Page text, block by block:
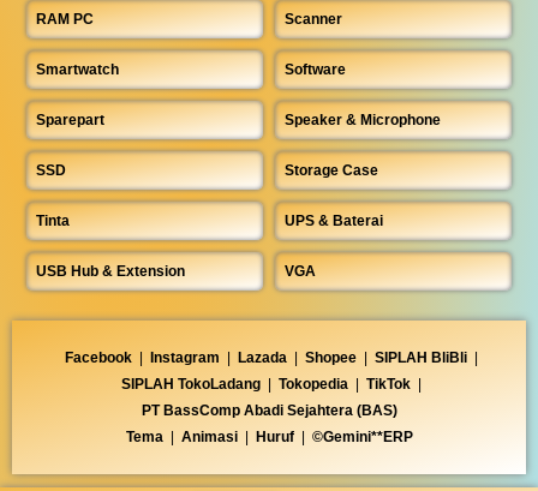
RAM PC Scanner
Smartwatch Software
Sparepart Speaker & Microphone
SSD Storage Case
Tinta UPS & Baterai
USB Hub & Extension VGA
Facebook | Instagram | Lazada | Shopee | SIPLAH BliBli |
SIPLAH TokoLadang | Tokopedia | TikTok |
PT BassComp Abadi Sejahtera (BAS)
Tema | Animasi | Huruf | ©Gemini**ERP